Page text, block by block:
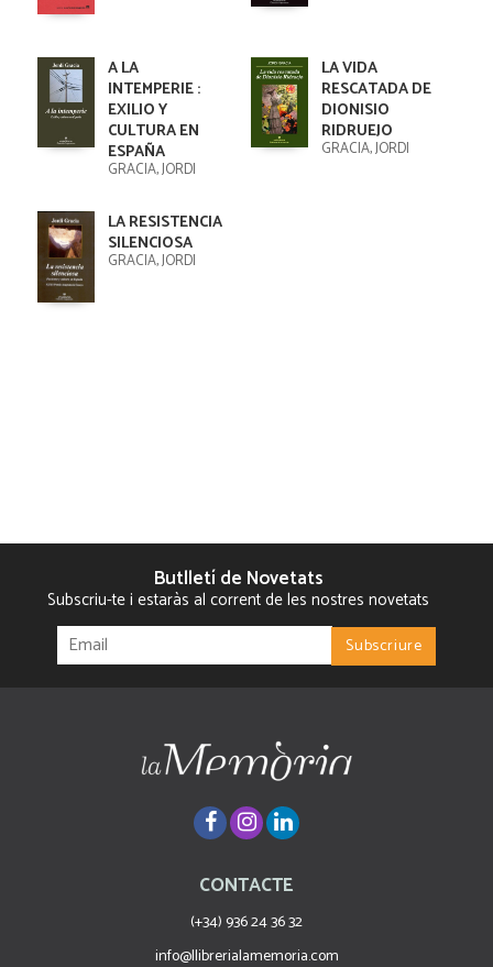
A LA
INTEMPERIE :
EXILIO Y
CULTURA EN
ESPAÑA
GRACIA, JORDI
LA VIDA
RESCATADA DE
DIONISIO
RIDRUEJO
GRACIA, JORDI
LA RESISTENCIA
SILENCIOSA
GRACIA, JORDI
Butlletí de Novetats
Subscriu-te i estaràs al corrent de les nostres novetats
CONTACTE
(+34) 936 24 36 32
info@llibrerialamemoria.com